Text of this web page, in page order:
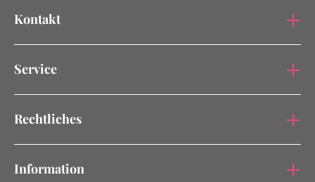
Kontakt
Service
Rechtliches
Information